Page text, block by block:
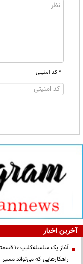
* کد امنیتی
آخرین اخبار
آغاز
راهکارهایی که می‌تواند